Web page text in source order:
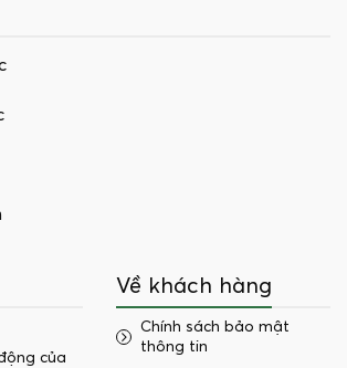
của
Về khách hàng
Chính sách bảo mật
thông tin